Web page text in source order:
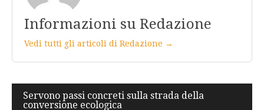
Informazioni su Redazione
Vedi tutti gli articoli di Redazione →
Navigazione
Servono passi concreti sulla strada della
conversione ecologica